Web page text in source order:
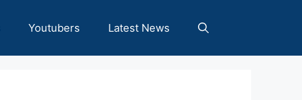
Youtubers Latest News